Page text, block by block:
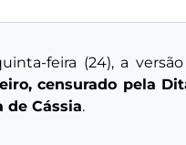
feira (24), a
censurado pela
de Cássia.